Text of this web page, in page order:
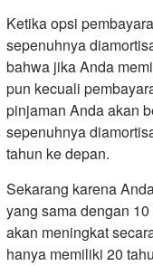
Ketika opsi
sepenuhnya
bahwa jika Anda
pun kecuali
pinjaman Anda akan
sepenuhnya
tahun ke depan.
Sekarang karena
yang sama dengan
akan meningkat
hanya memiliki 20